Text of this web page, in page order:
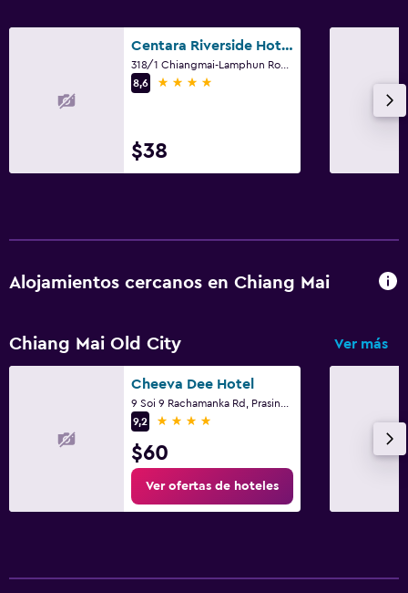
Centara Riverside Hotel Chiang Mai
8,6
4 estrellas
$38
Alojamientos cercanos en Chiang Mai
Chiang Mai Old City Ver más
Cheeva Dee Hotel
9,2
4 estrellas
$60
Ver ofertas de hoteles